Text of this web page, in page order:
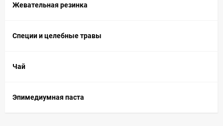
Жевательная резинка
Специи и целебные травы
Чай
Эпимедиумная паста